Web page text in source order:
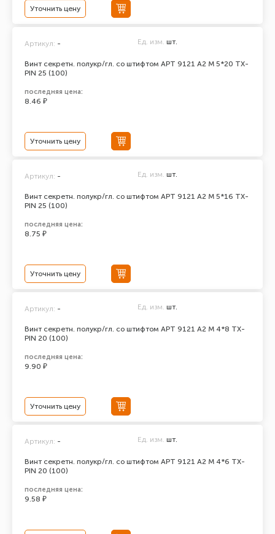
Уточнить цену
Винт секретн. полукр/гл. со штифтом АРТ 9121 А2 M 5*20 TX-
PIN 25 (100)
Артикул: - Ед. изм. шт.
последняя цена:
8.46 ₽
Уточнить цену
Винт секретн. полукр/гл. со штифтом АРТ 9121 А2 M 5*16 TX-
PIN 25 (100)
Артикул: - Ед. изм. шт.
последняя цена:
8.75 ₽
Уточнить цену
Винт секретн. полукр/гл. со штифтом АРТ 9121 А2 M 4*8 TX-
PIN 20 (100)
Артикул: - Ед. изм. шт.
последняя цена:
9.90 ₽
Уточнить цену
Винт секретн. полукр/гл. со штифтом АРТ 9121 А2 M 4*6 TX-
PIN 20 (100)
Артикул: - Ед. изм. шт.
последняя цена:
9.58 ₽